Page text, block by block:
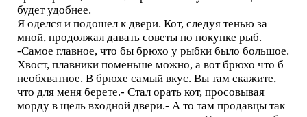
будет удобнее.
Я оделся и подошел к двери. Кот, следуя тенью за
мной, продолжал давать советы по покупке рыб.
-Самое главное, что бы брюхо у рыбки было большое.
Хвост, плавники поменьше можно, а вот брюхо что б
необхватное. В брюхе самый вкус. Вы там скажите,
что для меня берете.- Стал орать кот, просовывая
морду в щель входной двери.- А то там продавцы так